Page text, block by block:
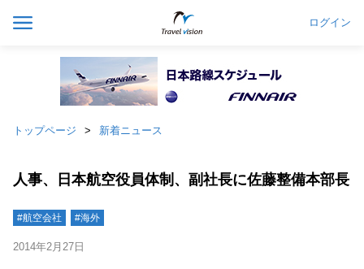
ログイン
トップページ 新着ニュース
人事、日本航空役員体制、副社長に佐藤整備本部長
#航空会社 #海外
2014年2月27日